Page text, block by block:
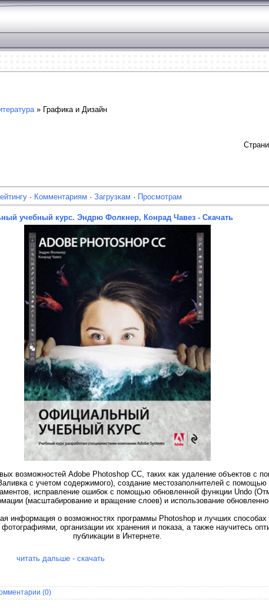
» Графика и Дизайн
· Комментариям · Загрузкам · Просмотрам
учебный курс. Эндрю Фолкнер, Конрад Чавез - Скачать
возможностей Adobe Photoshop CC, таких как удаление объектов с
с учетом содержимого), создание местозаполнителей с помощью
исправление ошибок с помощью обновленной функции Undo
(масштабирование и вращение слоев) и использование
информация о возможностях программы Photoshop и лучших
организации их хранения и показа, а также научитесь
публикации в Интернете.
читать дальше - скачать
(0)